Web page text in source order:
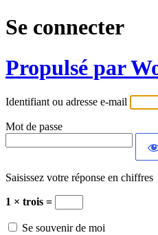
Se connecter
Propulsé par
Identifiant ou adresse e-mail
Mot de passe
Saisissez votre réponse en chiffres
1 × trois =
Se souvenir de moi